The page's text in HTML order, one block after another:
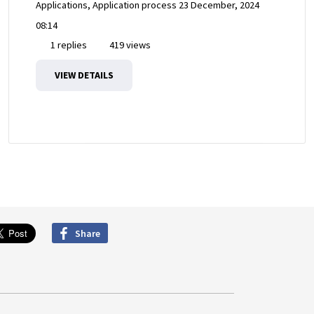
Applications, Application process 23 December, 2024
08:14
1 replies
419 views
VIEW DETAILS
Share